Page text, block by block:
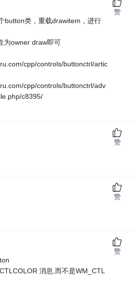
button类，重载drawitem，进行
为owner draw即可
cpp/controls/buttonctrl/artic
cpp/controls/buttonctrl/adv
c8395/
赞
赞
赞
消息,而不是WM_CTL
赞